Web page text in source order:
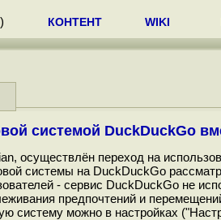
) КОНТЕНТ WIKI
системой DuckDuckGo
осуществлён переход на
системы на DuckDuckGo
- сервис DuckDuckGo не
предпочтений и
систему можно в настройках